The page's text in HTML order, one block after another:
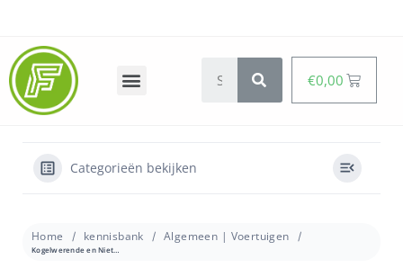
€0,00
Categorieën bekijken
Home kennisbank Algemeen | Voertuigen